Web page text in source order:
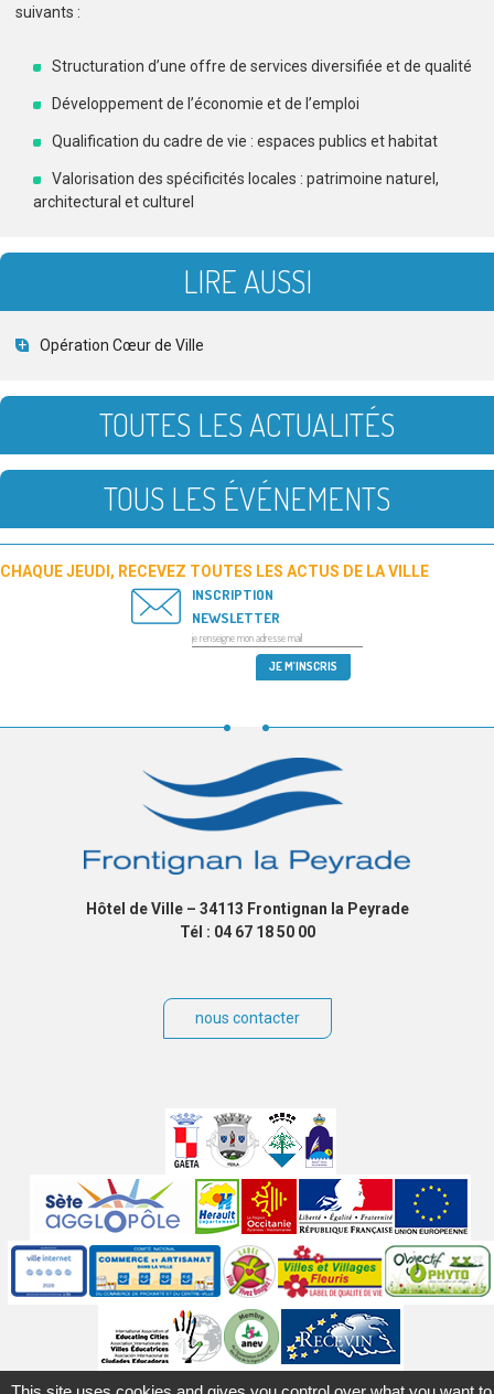
suivants :
Structuration d’une offre de services diversifiée et de qualité
Développement de l’économie et de l’emploi
Qualification du cadre de vie : espaces publics et habitat
Valorisation des spécificités locales : patrimoine naturel,
architectural et culturel
LIRE AUSSI
Opération Cœur de Ville
TOUTES LES ACTUALITÉS
TOUS LES ÉVÉNEMENTS
CHAQUE JEUDI, RECEVEZ TOUTES LES ACTUS DE LA VILLE
INSCRIPTION
NEWSLETTER
Hôtel de Ville – 34113 Frontignan la Peyrade
Tél : 04 67 18 50 00
nous contacter
partenaires
Labels